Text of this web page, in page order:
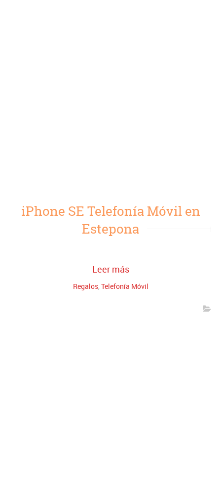
iPhone SE Telefonía Móvil en
Estepona
Leer más
Regalos, Telefonía Móvil